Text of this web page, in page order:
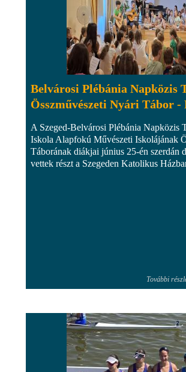
Belvárosi Plébánia Napközis
Összművészeti Nyári Tábor -
A Szeged-Belvárosi Plébánia Napközis
Iskola Alapfokú Művészeti Iskolájának
Táborának diákjai június 25-én szerdán
vettek részt a Szegeden Katolikus
További